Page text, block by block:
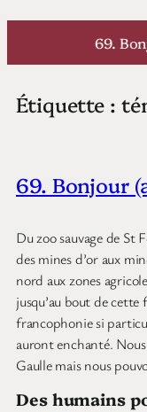
Aller
69.
Étiquette :
69. Bonjour
Du zoo sauvage de St
des mines d’or aux
nord aux zones
jusqu’au bout de
francophonie si
auront enchanté.
Gaulle mais nous
Des humains